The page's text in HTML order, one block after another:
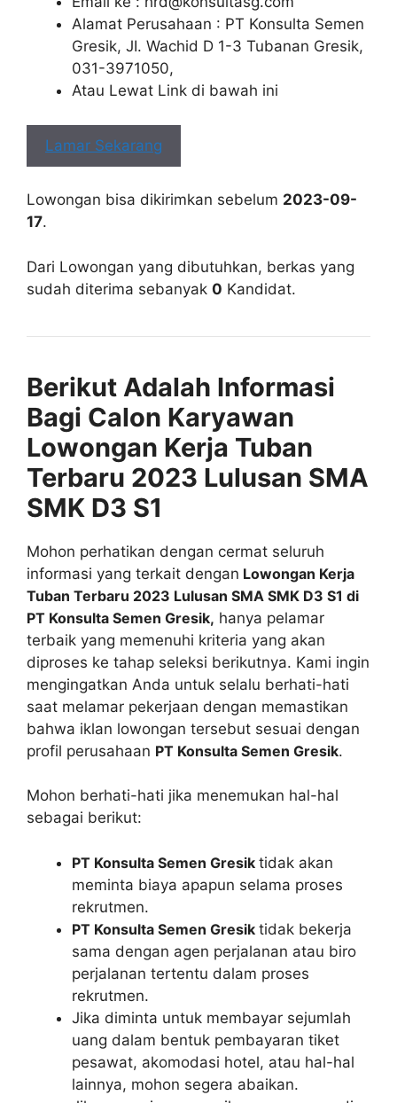
Alamat Perusahaan : PT Konsulta Semen
Gresik, JI. Wachid D 1-3 Tubanan Gresik,
031-3971050,
Atau Lewat Link di bawah ini
Lamar Sekarang
Lowongan bisa dikirimkan sebelum 2023-09-
17.
Dari Lowongan yang dibutuhkan, berkas yang
sudah diterima sebanyak 0 Kandidat.
Berikut Adalah Informasi
Bagi Calon Karyawan
Lowongan Kerja Tuban
Terbaru 2023 Lulusan SMA
SMK D3 S1
Mohon perhatikan dengan cermat seluruh
informasi yang terkait dengan Lowongan Kerja
Tuban Terbaru 2023 Lulusan SMA SMK D3 S1 di
PT Konsulta Semen Gresik, hanya pelamar
terbaik yang memenuhi kriteria yang akan
diproses ke tahap seleksi berikutnya. Kami ingin
mengingatkan Anda untuk selalu berhati-hati
saat melamar pekerjaan dengan memastikan
bahwa iklan lowongan tersebut sesuai dengan
profil perusahaan PT Konsulta Semen Gresik.
Mohon berhati-hati jika menemukan hal-hal
sebagai berikut:
PT Konsulta Semen Gresik tidak akan
meminta biaya apapun selama proses
rekrutmen.
PT Konsulta Semen Gresik tidak bekerja
sama dengan agen perjalanan atau biro
perjalanan tertentu dalam proses
rekrutmen.
Jika diminta untuk membayar sejumlah
uang dalam bentuk pembayaran tiket
pesawat, akomodasi hotel, atau hal-hal
lainnya, mohon segera abaikan.